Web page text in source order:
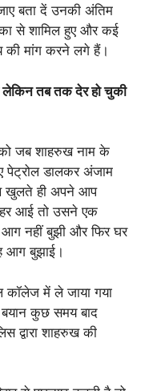
बता दें उनकी अंतिम
से शामिल हुए और कई
की मांग करने लगे हैं।
लेकिन तब तक देर हो चुकी
जब शाहरुख नाम के
पेट्रोल डालकर अंजाम
खुलते ही अपने आप
आई तो उसने एक
आग नहीं बुझी और फिर घर
आग बुझाई।
में ले जाया गया
बयान कुछ समय बाद
द्वारा शाहरुख की